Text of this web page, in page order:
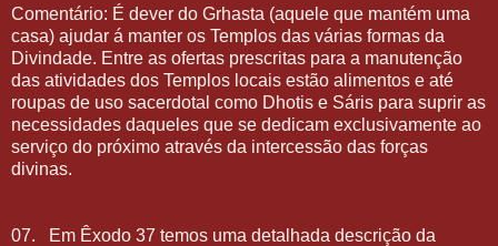
Comentário: É dever do Grhasta (aquele que mantém uma
casa) ajudar á manter os Templos das várias formas da
Divindade. Entre as ofertas prescritas para a manutenção
das atividades dos Templos locais estão alimentos e até
roupas de uso sacerdotal como Dhotis e Sáris para suprir as
necessidades daqueles que se dedicam exclusivamente ao
serviço do próximo através da intercessão das forças
divinas.
07.
Em Êxodo 37 temos uma detalhada descrição da